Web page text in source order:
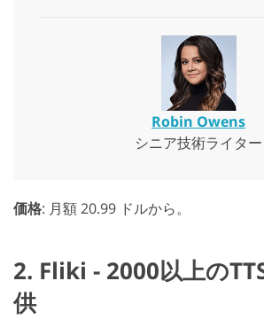
Robin Owens
シニア技術ライター
価格: 月額 20.99 ドルから。
2. Fliki - 2000以上の
供